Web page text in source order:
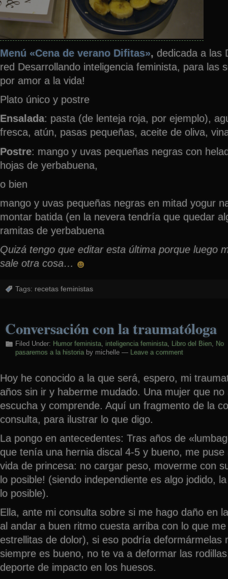
Menú «Cena de verano Difitas», dedicada a las
red Desarrollando inteligencia feminista, para las
por amor a la vida!
Plato único y postre
Ensalada: pasta (de lenteja roja, por ejemplo),
fresca, atún, pasas pequeñas, aceite de oliva,
Postre: mango y uvas pequeñas negras con
hojas de yerbabuena,
o bien
mango y uvas pequeñas negras en mitad yogur
montar batida (en la nevera tendría que quedar
ramitas de yerbabuena
Quizá tengo que editar esta última porque luego
sale otra cosa…
Tags: recetas feministas
Conversación con la traumatóloga
Filed Under: Humor feminista, inteligencia feminista, Libro del Bien, No
pasaremos a la historia by michelle — Leave a comment
Hoy he conocido a la que será, espero, mi
años sin ir y haberme mudado. Una mujer que
escucha y comprende. Aquí un fragmento de la
consulta, para ilustrar lo que digo.
La pongo en antecedentes: Tras años de
que tenía una hernia discal 4-5 y bueno, me
vida de princesa: no cargar peso, moverme con
lo posible! (siendo independiente es algo jodido,
lo posible).
Ella, ante mi consulta sobre si me hago daño en
al andar a buen ritmo cuesta arriba con lo que
estrellitas de dolor), si eso podría deformármelas
siempre es bueno, no te va a deformar las
deporte de impacto en los huesos.